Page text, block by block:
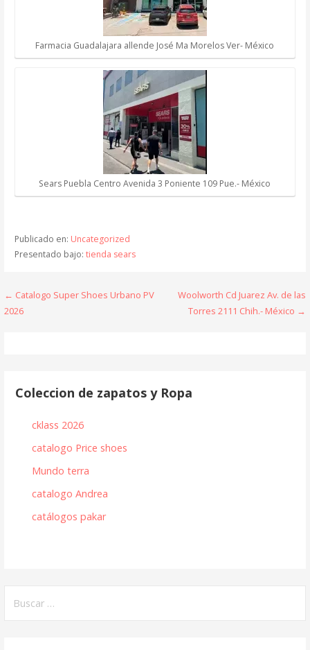
Farmacia Guadalajara allende José Ma Morelos Ver- México
Sears Puebla Centro Avenida 3 Poniente 109 Pue.- México
Publicado en: Uncategorized
Presentado bajo: tienda sears
Navegación
← Catalogo Super Shoes Urbano PV
2026
Woolworth Cd Juarez Av. de las
Torres 2111 Chih.- México →
Coleccion de zapatos y Ropa
cklass 2026
catalogo Price shoes
Mundo terra
catalogo Andrea
catálogos pakar